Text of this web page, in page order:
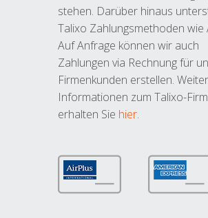
stehen. Darüber hinaus
Talixo Zahlungsmethoden wie
Auf Anfrage können wir auch
Zahlungen via Rechnung für
Firmenkunden erstellen.
Informationen zum Talixo-
erhalten Sie hier.